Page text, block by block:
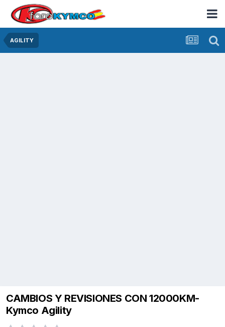
AGILITY
CAMBIOS Y REVISIONES CON 12000KM-
Kymco Agility